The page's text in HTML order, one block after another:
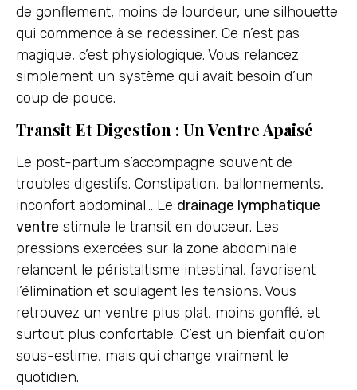
de gonflement, moins de lourdeur, une silhouette
qui commence à se redessiner. Ce n’est pas
magique, c’est physiologique. Vous relancez
simplement un système qui avait besoin d’un
coup de pouce.
Transit Et Digestion : Un Ventre Apaisé
Le post-partum s’accompagne souvent de
troubles digestifs. Constipation, ballonnements,
inconfort abdominal… Le drainage lymphatique
ventre stimule le transit en douceur. Les
pressions exercées sur la zone abdominale
relancent le péristaltisme intestinal, favorisent
l’élimination et soulagent les tensions. Vous
retrouvez un ventre plus plat, moins gonflé, et
surtout plus confortable. C’est un bienfait qu’on
sous-estime, mais qui change vraiment le
quotidien.